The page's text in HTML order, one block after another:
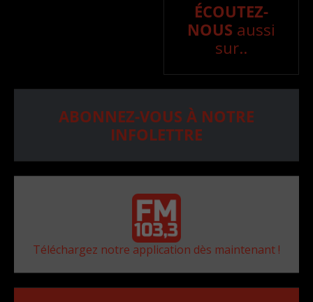
ÉCOUTEZ-
NOUS aussi
sur..
ABONNEZ-VOUS À NOTRE
INFOLETTRE
Téléchargez notre application dès maintenant !